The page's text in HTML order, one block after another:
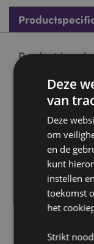
Product
Pluche Squidglys
Materiaal:
CE-
EN71: Ja
Niet
A1:2014
Geschikt
Geschikt
Deze
van
Deze
om
en de
kunt
instellen
toekomst
het
Strikt